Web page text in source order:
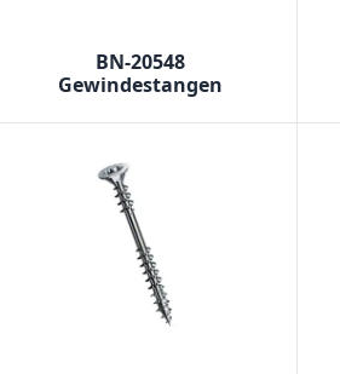
BN-20548
Gewindestangen